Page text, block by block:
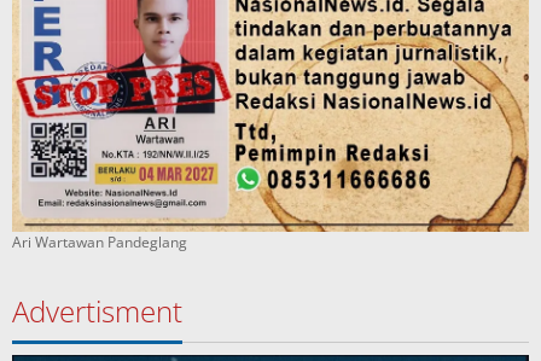
Ari Wartawan Pandeglang
Advertisment